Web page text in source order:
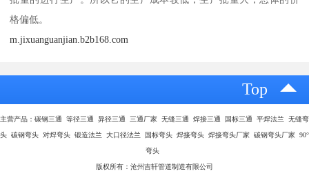
格偏低。
m.jixuanguanjian.b2b168.com
Top
主营产品：碳钢三通 等径三通 异径三通 三通厂家 无缝三通 焊接三通 国标三通 平焊法兰 无缝弯
头 碳钢弯头 对焊弯头 锻造法兰 大口径法兰 国标弯头 焊接弯头 焊接弯头厂家 碳钢弯头厂家 90°
弯头
版权所有：沧州吉轩管道制造有限公司